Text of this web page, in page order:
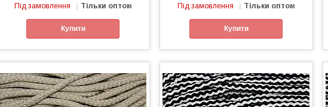
Під замовлення Тільки оптом
Купити
Під замовлення Тільки оптом
Купити